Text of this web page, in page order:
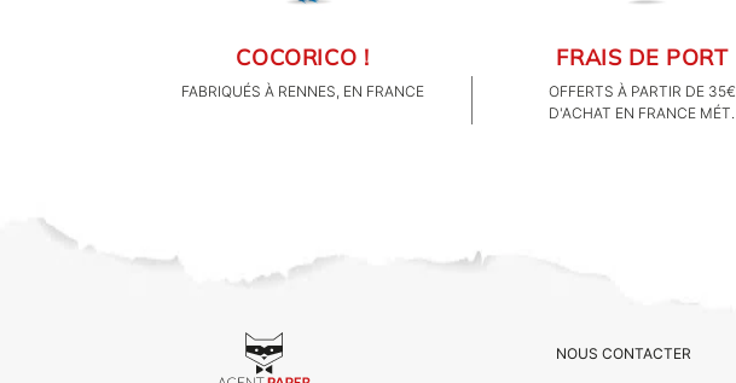
COCORICO !
FABRIQUÉS À RENNES, EN FRANCE
FRAIS DE PORT
OFFERTS À PARTIR DE 35€
D'ACHAT EN FRANCE MÉT.
NOUS CONTACTER